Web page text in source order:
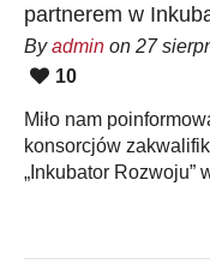
partnerem w
Byadmin on 27
10
Miło nam
konsorcjów
„Inkubator Rozwoju”